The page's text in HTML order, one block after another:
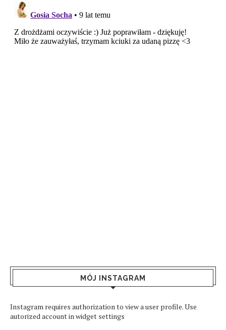
MÓJ INSTAGRAM
Instagram requires authorization to view a user profile. Use
autorized account in widget settings